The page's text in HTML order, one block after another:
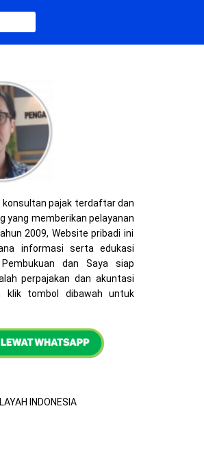
konsultan pajak terdaftar dan
yang memberikan pelayanan
2009, Website pribadi ini
informasi serta edukasi
dan Saya siap
perpajakan dan akuntasi
klik tombol dibawah untuk
INDONESIA